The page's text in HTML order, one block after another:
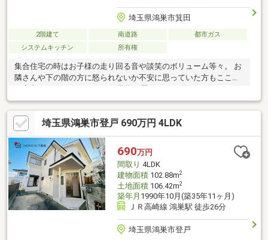
埼玉県鴻巣市箕田
2階建て 南道路
都市ガス
システムキッチン
所有権
集合住宅の時はお子様の走り回る音や談笑のボリューム等々。 お
隣さんや下の階の方に怒られないか不安に思っていた方もここな
か？
埼玉県鴻巣市登戸 690万円 4LDK
690万円
間取り 4LDK
建物面積102.88m2
土地面積106.42m2
築年月 1990年10月(築35年11ヶ月)
ＪＲ高崎線 鴻巣駅 徒歩26分
埼玉県鴻巣市登戸